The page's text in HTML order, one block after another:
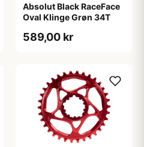
Absolut Black RaceFace
Oval Klinge Grøn 34T
589,00 kr